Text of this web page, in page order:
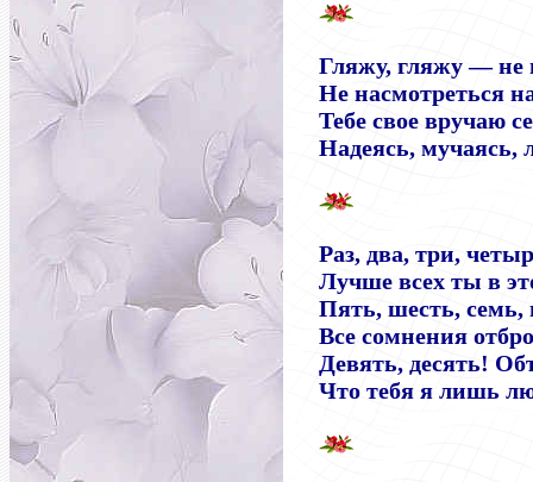
Гляжу, гляжу — не
Не насмотреться
Тебе свое вручаю
Надеясь, мучаясь,
Раз, два, три,
Лучше всех ты в
Пять, шесть, семь,
Все сомнения
Девять, десять!
Что тебя я лишь